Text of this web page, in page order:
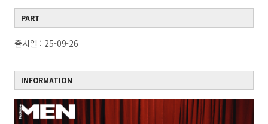
PART
출시일 : 25-09-26
INFORMATION